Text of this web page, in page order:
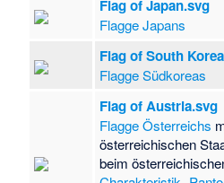
Flag of Japan.svg
Flagge Japans
Flag of South
Flagge Südkoreas
Flag of Austria.svg
Flagge Österreichs
österreichischen
beim